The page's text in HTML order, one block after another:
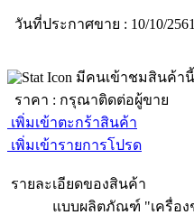
วันที่ประกาศขาย : 10/10/
มีคนเข้าชมสินค้า
ราคา : กรุณาติดต่อผู้ขาย
เพิ่มเข้าตะกร้าสินค้า
เพิ่มเข้ารายการโปรด
รายละเอียดของสินค้า
แบบผลิตภัณฑ์ "เครื่อง